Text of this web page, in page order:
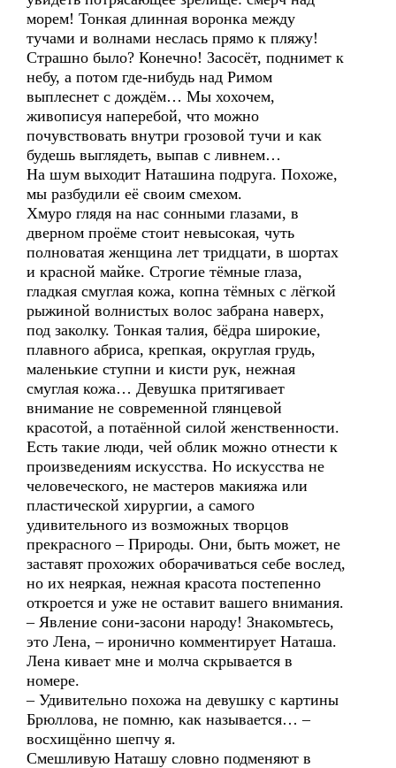
морем! Тонкая длинная воронка между
тучами и волнами неслась прямо к пляжу!
Страшно было? Конечно! Засосёт, поднимет к
небу, а потом где-нибудь над Римом
выплеснет с дождём… Мы хохочем,
живописуя наперебой, что можно
почувствовать внутри грозовой тучи и как
будешь выглядеть, выпав с ливнем…
На шум выходит Наташина подруга. Похоже,
мы разбудили её своим смехом.
Хмуро глядя на нас сонными глазами, в
дверном проёме стоит невысокая, чуть
полноватая женщина лет тридцати, в шортах
и красной майке. Строгие тёмные глаза,
гладкая смуглая кожа, копна тёмных с лёгкой
рыжиной волнистых волос забрана наверх,
под заколку. Тонкая талия, бёдра широкие,
плавного абриса, крепкая, округлая грудь,
маленькие ступни и кисти рук, нежная
смуглая кожа… Девушка притягивает
внимание не современной глянцевой
красотой, а потаённой силой женственности.
Есть такие люди, чей облик можно отнести к
произведениям искусства. Но искусства не
человеческого, не мастеров макияжа или
пластической хирургии, а самого
удивительного из возможных творцов
прекрасного – Природы. Они, быть может, не
заставят прохожих оборачиваться себе вослед,
но их неяркая, нежная красота постепенно
откроется и уже не оставит вашего внимания.
– Явление сони-засони народу! Знакомьтесь,
это Лена, – иронично комментирует Наташа.
Лена кивает мне и молча скрывается в
номере.
– Удивительно похожа на девушку с картины
Брюллова, не помню, как называется… –
восхищённо шепчу я.
Смешливую Наташу словно подменяют в